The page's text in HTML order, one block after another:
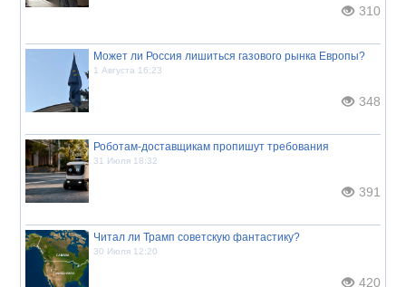
310
Может ли Россия лишиться газового рынка Европы?
1 Августа 16:23
348
Роботам-доставщикам пропишут требования
31 Июля 18:32
391
Читал ли Трамп советскую фантастику?
30 Июля 12:20
420